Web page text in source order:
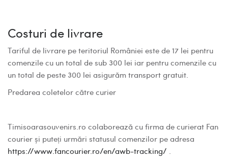
Costuri de livrare
Tariful de livrare pe teritoriul României este de 17 lei pentru
comenzile cu un total de sub 300 lei iar pentru comenzile cu
un total de peste 300 lei asigurăm transport gratuit.
Predarea coletelor către curier
Timisoarasouvenirs.ro colaborează cu firma de curierat Fan
courier și puteți urmări statusul comenzilor pe adresa
https://www.fancourier.ro/en/awb-tracking/ .